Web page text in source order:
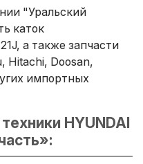
"Уральский
каток
а также запчасти
Hitachi, Doosan,
импортных
HYUNDAI